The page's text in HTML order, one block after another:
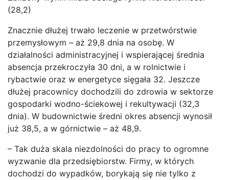
(28,2)
Znacznie dłużej trwało leczenie w przetwórstwie
przemysłowym – aż 29,8 dnia na osobę. W
działalności administracyjnej i wspierającej średnia
absencja przekroczyła 30 dni, a w rolnictwie i
rybactwie oraz w energetyce sięgała 32. Jeszcze
dłużej pracownicy dochodzili do zdrowia w sektorze
gospodarki wodno-ściekowej i rekultywacji (32,3
dnia). W budownictwie średni okres absencji wynosił
już 38,5, a w górnictwie – aż 48,9.
– Tak duża skala niezdolności do pracy to ogromne
wyzwanie dla przedsiębiorstw. Firmy, w których
dochodzi do wypadków, borykają się nie tylko z